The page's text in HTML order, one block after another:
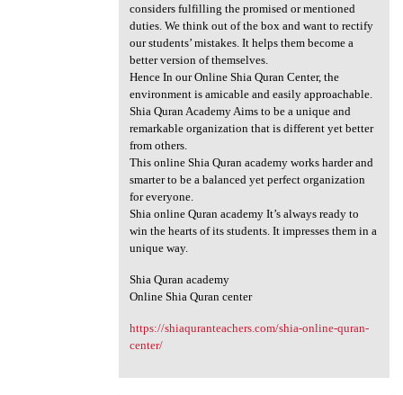
considers fulfilling the promised or mentioned
duties. We think out of the box and want to rectify
our students’ mistakes. It helps them become a
better version of themselves.
Hence In our Online Shia Quran Center, the
environment is amicable and easily approachable.
Shia Quran Academy Aims to be a unique and
remarkable organization that is different yet better
from others.
This online Shia Quran academy works harder and
smarter to be a balanced yet perfect organization
for everyone.
Shia online Quran academy It’s always ready to
win the hearts of its students. It impresses them in a
unique way.
Shia Quran academy
Online Shia Quran center
https://shiaquranteachers.com/shia-online-quran-
center/